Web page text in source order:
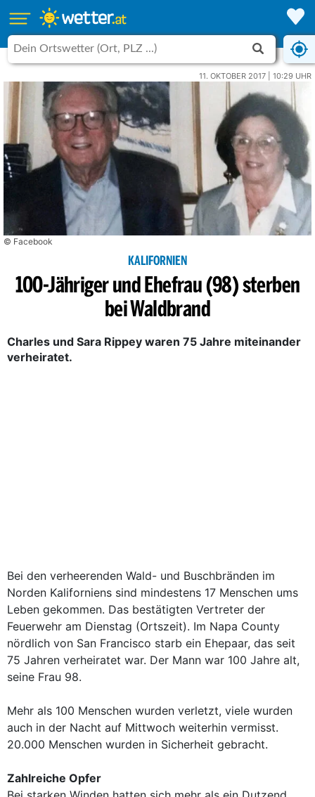
11. OKTOBER 2017 | 10:29 UHR
© Facebook
KALIFORNIEN
100-Jähriger und Ehefrau (98) sterben
bei Waldbrand
Charles und Sara Rippey waren 75 Jahre miteinander
verheiratet.
Bei den verheerenden Wald- und Buschbränden im
Norden Kaliforniens sind mindestens 17 Menschen ums
Leben gekommen. Das bestätigten Vertreter der
Feuerwehr am Dienstag (Ortszeit). Im Napa County
nördlich von San Francisco starb ein Ehepaar, das seit
75 Jahren verheiratet war. Der Mann war 100 Jahre alt,
seine Frau 98.
Mehr als 100 Menschen wurden verletzt, viele wurden
auch in der Nacht auf Mittwoch weiterhin vermisst.
20.000 Menschen wurden in Sicherheit gebracht.
Zahlreiche Opfer